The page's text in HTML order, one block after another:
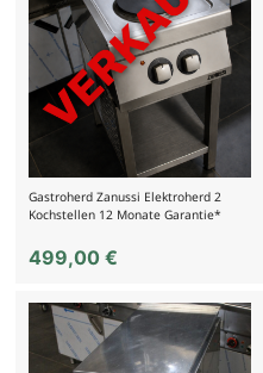
Gastroherd Zanussi Elektroherd 2
Kochstellen 12 Monate Garantie*
499,00 €